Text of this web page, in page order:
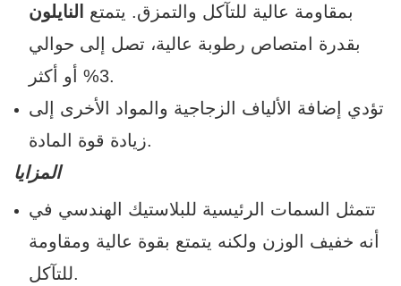
بمقاومة عالية للتآكل والتمزق. يتمتع
النايلون
بقدرة امتصاص رطوبة عالية، تصل إلى حوالي
3% أو أكثر.
تؤدي إضافة الألياف الزجاجية والمواد الأخرى إلى
زيادة قوة المادة.
المزايا
تتمثل السمات الرئيسية للبلاستيك الهندسي في
أنه خفيف الوزن ولكنه يتمتع بقوة عالية ومقاومة
للتآكل.